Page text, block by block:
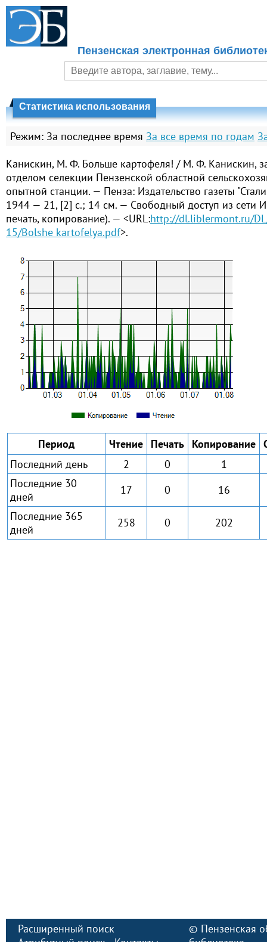
Пензенская электронная
Статистика использования
Режим: За последнее время За все время по годам
Канискин, М. Ф. Больше картофеля! / М. Ф. Канискин,
отделом селекции Пензенской областной
опытной станции. — Пенза: Издательство газеты
1944 — 21, [2] с.; 14 см. — Свободный доступ из сети
печать, копирование). — <URL:http://dl.liblermont.ru/
15/Bolshe kartofelya.pdf>.
Период Чтение Печать Копирование
Последний день
2 0
1
Последние 30
дней
17 0
16
Последние 365
дней
258 0 202
Расширенный поиск
© Пензенская